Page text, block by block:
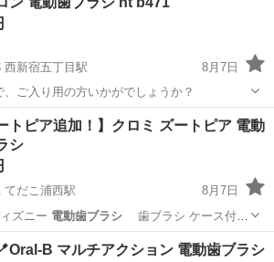
西新宿五丁目駅
8月7日
ご入り用の方いかがでしょうか？
西新宿五丁目駅 生活家電 電動歯ブラシ
トピア追加！】クロミ ズートピア 電動
シ
てだこ浦西駅
8月7日
ズニー 電動歯ブラシ歯ブラシ ケース付
こ浦西駅
美品🪥Oral-B マルチアクション 電動歯ブラシ